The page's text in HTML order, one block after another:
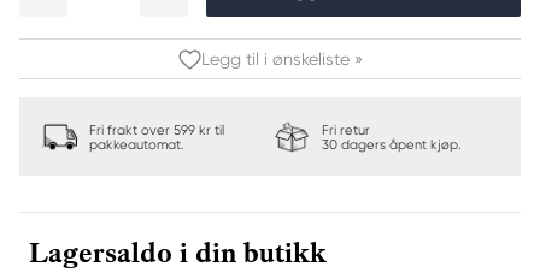
Legg til i ønskeliste »
Fri frakt over 599 kr til
pakkeautomat.
Fri retur
30 dagers åpent kjøp.
Lagersaldo i din butikk